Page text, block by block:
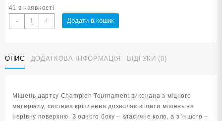
41 в наявності
-
Дартс
1818B
+ Додати в кошик
ОПИС ДОДАТКОВА ІНФОРМАЦІЯ ВІДГУКИ (0)
Мішень дартсу Champion Tournament виконана з міцного
матеріалу, система кріплення дозволяє вішати мішень на
нерівну поверхню. З одного боку – класичне коло, а з іншого –